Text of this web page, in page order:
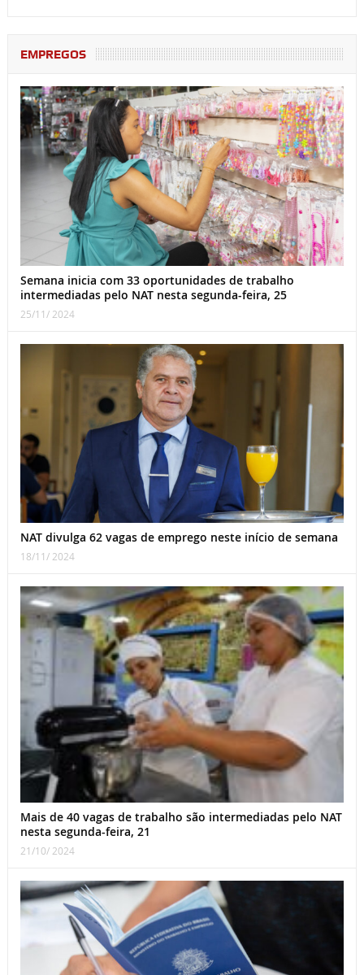
EMPREGOS
Semana inicia com 33 oportunidades de trabalho
intermediadas pelo NAT nesta segunda-feira, 25
25/11/ 2024
NAT divulga 62 vagas de emprego neste início de semana
18/11/ 2024
Mais de 40 vagas de trabalho são intermediadas pelo NAT
nesta segunda-feira, 21
21/10/ 2024